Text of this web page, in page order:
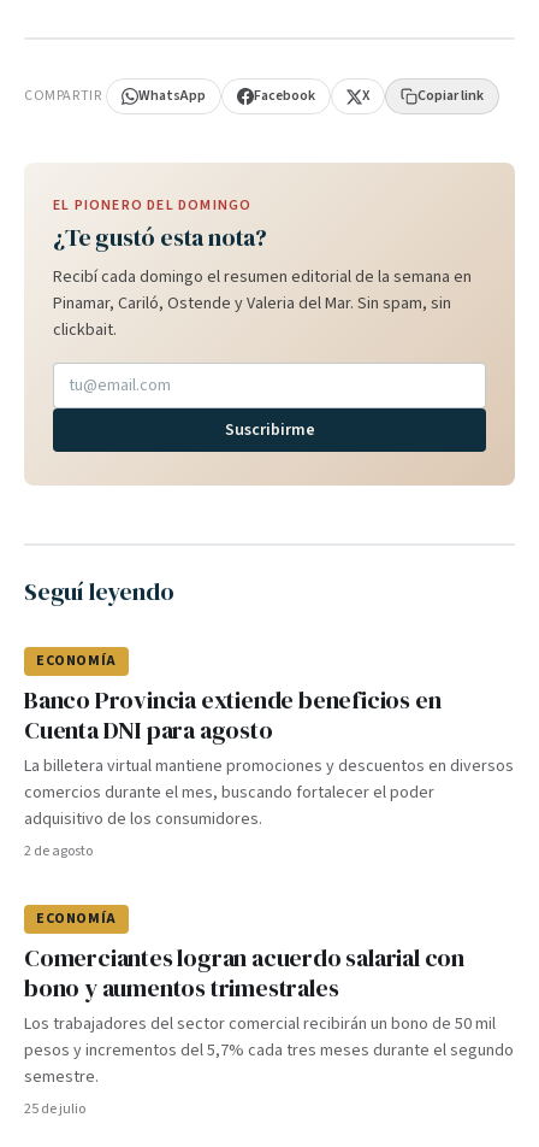
COMPARTIR WhatsApp Facebook X Copiar link
EL PIONERO DEL DOMINGO
¿Te gustó esta nota?
Recibí cada domingo el resumen editorial de la semana en
Pinamar, Cariló, Ostende y Valeria del Mar. Sin spam, sin
clickbait.
Suscribirme
Seguí leyendo
ECONOMÍA
Banco Provincia extiende beneficios en
Cuenta DNI para agosto
La billetera virtual mantiene promociones y descuentos en diversos
comercios durante el mes, buscando fortalecer el poder
adquisitivo de los consumidores.
2 de agosto
ECONOMÍA
Comerciantes logran acuerdo salarial con
bono y aumentos trimestrales
Los trabajadores del sector comercial recibirán un bono de 50 mil
pesos y incrementos del 5,7% cada tres meses durante el segundo
semestre.
25 de julio